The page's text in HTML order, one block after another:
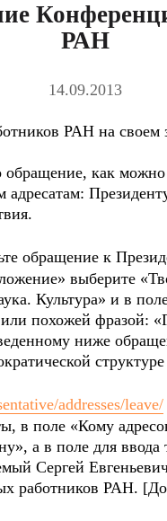
РАН
14.09.2013
РАН на своем
как можно
обращение к
выберите
Культура» и в
похожей фразой:
ниже
addresses/leave/
в поле «Кому
а в поле для ввода
Сергей
работников РАН.